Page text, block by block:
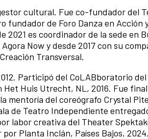
cultural. Fue co-fundador del
fundador de Foro Danza en Acción
2021 es coordinador de la sede en
Now y desde 2017 con su
Transversal.
Participó del CoLABboratorio
Het Huis Utrecht, NL, 2016. Fue
mentoría del coreógrafo Crystal
de Teatro Independiente
labor creativa del Theater
Planta Inclán, Países Bajos, 2024.